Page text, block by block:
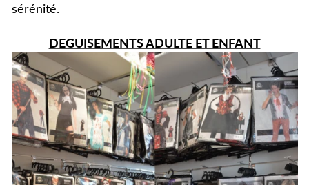
sérénité.
DEGUISEMENTS ADULTE ET ENFANT